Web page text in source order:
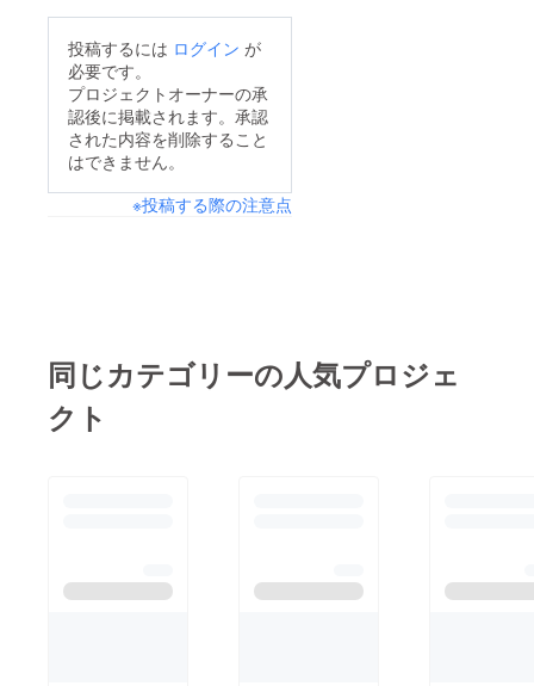
級です。見かけたら、
やえ～してください
ね。ありがとう。諦め
ないよ。
定です。とても真剣で
す。冬に宗谷岬までい
きたいですし、湯沢ま
でならチェーン巻いて
走りました。皆さんの
一万円が、血となり肉
となり、武器となりま
す。何回でも戦いた
ない。見せてほしい。
も良いですよね！今し
か出来ない、大掛かり
なメンテも、今ならで
きる！ピンチをチャン
捉えていきたいですね
投稿するには ログイン が
必要です。
プロジェクトオーナーの承
認後に掲載されます。承認
された内容を削除すること
はできません。
※投稿する際の注意点
同じカテゴリーの人気プロジェ
クト